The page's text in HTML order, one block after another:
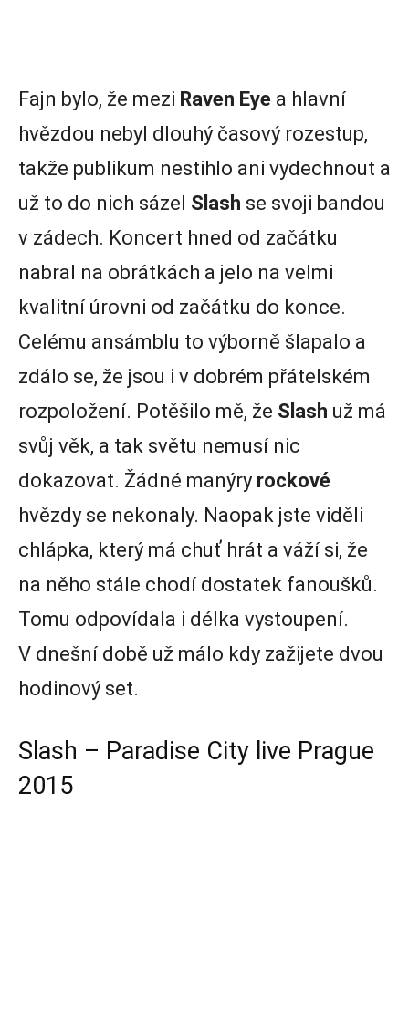
Fajn bylo, že mezi Raven Eye a hlavní
hvězdou nebyl dlouhý časový rozestup,
takže publikum nestihlo ani vydechnout a
už to do nich sázel Slash se svoji bandou
v zádech. Koncert hned od začátku
nabral na obrátkách a jelo na velmi
kvalitní úrovni od začátku do konce.
Celému ansámblu to výborně šlapalo a
zdálo se, že jsou i v dobrém přátelském
rozpoložení. Potěšilo mě, že Slash už má
svůj věk, a tak světu nemusí nic
dokazovat. Žádné manýry rockové
hvězdy se nekonaly. Naopak jste viděli
chlápka, který má chuť hrát a váží si, že
na něho stále chodí dostatek fanoušků.
Tomu odpovídala i délka vystoupení.
V dnešní době už málo kdy zažijete dvou
hodinový set.
Slash – Paradise City live Prague
2015